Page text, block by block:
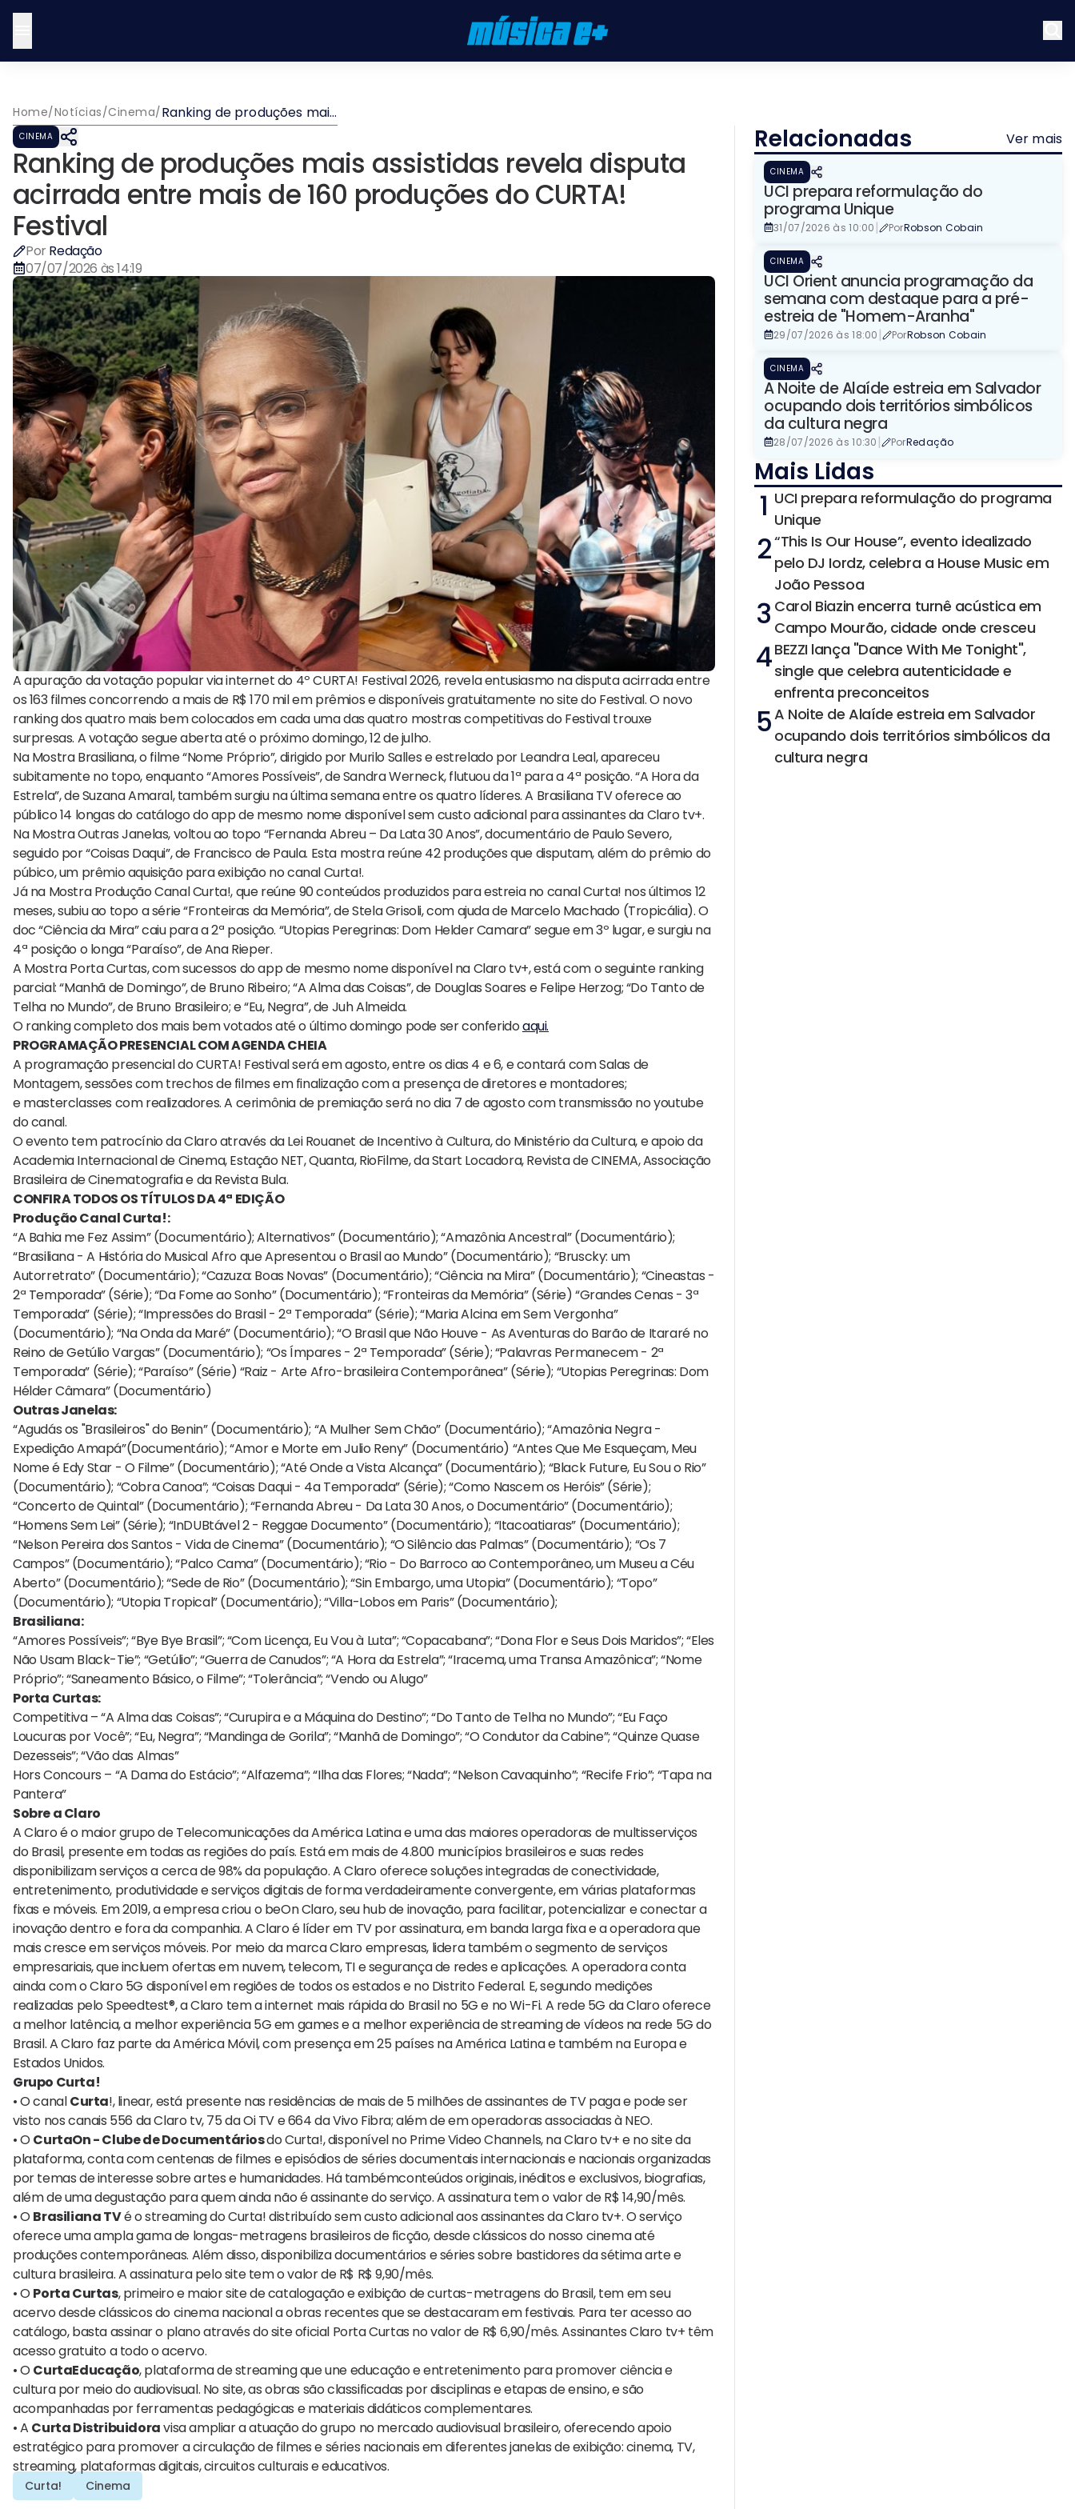
Home/Notícias/Cinema/Ranking de produções mais
assistidas revela disputa
produções do CURTA!
Festival
CINEMA
Ranking de produções mais assistidas revela disputa
acirrada entre mais de 160 produções do CURTA!
Festival
Por Redação
07/07/2026 às 14:19
A apuração da votação popular via internet do 4º CURTA! Festival 2026, revela entusiasmo na disputa acirrada entre
os 163 filmes concorrendo a mais de R$ 170 mil em prêmios e disponíveis gratuitamente no site do Festival. O novo
ranking dos quatro mais bem colocados em cada uma das quatro mostras competitivas do Festival trouxe
surpresas. A votação segue aberta até o próximo domingo, 12 de julho.
Na Mostra Brasiliana, o filme “Nome Próprio”, dirigido por Murilo Salles e estrelado por Leandra Leal, apareceu
subitamente no topo, enquanto “Amores Possíveis”, de Sandra Werneck, flutuou da 1ª para a 4ª posição. “A Hora da
Estrela”, de Suzana Amaral, também surgiu na última semana entre os quatro líderes. A Brasiliana TV oferece ao
público 14 longas do catálogo do app de mesmo nome disponível sem custo adicional para assinantes da Claro tv+.
Na Mostra Outras Janelas, voltou ao topo “Fernanda Abreu – Da Lata 30 Anos”, documentário de Paulo Severo,
seguido por “Coisas Daqui”, de Francisco de Paula. Esta mostra reúne 42 produções que disputam, além do prêmio do
púbico, um prêmio aquisição para exibição no canal Curta!.
Já na Mostra Produção Canal Curta!, que reúne 90 conteúdos produzidos para estreia no canal Curta! nos últimos 12
meses, subiu ao topo a série “Fronteiras da Memória”, de Stela Grisoli, com ajuda de Marcelo Machado (Tropicália). O
doc “Ciência da Mira” caiu para a 2ª posição. “Utopias Peregrinas: Dom Helder Camara” segue em 3º lugar, e surgiu na
4ª posição o longa “Paraíso”, de Ana Rieper.
A Mostra Porta Curtas, com sucessos do app de mesmo nome disponível na Claro tv+, está com o seguinte ranking
parcial: “Manhã de Domingo”, de Bruno Ribeiro; “A Alma das Coisas”, de Douglas Soares e Felipe Herzog; “Do Tanto de
Telha no Mundo”, de Bruno Brasileiro; e “Eu, Negra”, de Juh Almeida.
O ranking completo dos mais bem votados até o último domingo pode ser conferidoaqui.
PROGRAMAÇÃO PRESENCIAL COM AGENDA CHEIA
A programação presencial do CURTA! Festival será em agosto, entre os dias 4 e 6, e contará com Salas de
Montagem, sessões com trechos de filmes em finalização com a presença de diretores e montadores;
e masterclasses com realizadores. A cerimônia de premiação será no dia 7 de agosto com transmissão no youtube
do canal.
O evento tem patrocínio da Claro através da Lei Rouanet de Incentivo à Cultura, do Ministério da Cultura, e apoio da
Academia Internacional de Cinema, Estação NET, Quanta, RioFilme, da Start Locadora, Revista de CINEMA, Associação
Brasileira de Cinematografia e da Revista Bula.
CONFIRA TODOS OS TÍTULOS DA 4ª EDIÇÃO
Produção Canal Curta!:
“A Bahia me Fez Assim” (Documentário); Alternativos” (Documentário); “Amazônia Ancestral” (Documentário);
“Brasiliana - A História do Musical Afro que Apresentou o Brasil ao Mundo” (Documentário); “Bruscky: um
Autorretrato” (Documentário); “Cazuza: Boas Novas” (Documentário); “Ciência na Mira” (Documentário); “Cineastas -
2ª Temporada” (Série); “Da Fome ao Sonho” (Documentário); “Fronteiras da Memória” (Série) “Grandes Cenas - 3ª
Temporada” (Série); “Impressões do Brasil - 2ª Temporada” (Série); “Maria Alcina em Sem Vergonha”
(Documentário); “Na Onda da Maré” (Documentário); “O Brasil que Não Houve - As Aventuras do Barão de Itararé no
Reino de Getúlio Vargas” (Documentário); “Os Ímpares - 2ª Temporada” (Série); “Palavras Permanecem - 2ª
Temporada” (Série); “Paraíso” (Série) “Raiz - Arte Afro-brasileira Contemporânea” (Série); “Utopias Peregrinas: Dom
Hélder Câmara” (Documentário)
Outras Janelas:
“Agudás os "Brasileiros" do Benin” (Documentário); “A Mulher Sem Chão” (Documentário); “Amazônia Negra -
Expedição Amapá”(Documentário); “Amor e Morte em Julio Reny” (Documentário) “Antes Que Me Esqueçam, Meu
Nome é Edy Star - O Filme” (Documentário); “Até Onde a Vista Alcança” (Documentário); “Black Future, Eu Sou o Rio”
(Documentário); “Cobra Canoa”; “Coisas Daqui - 4a Temporada” (Série); “Como Nascem os Heróis” (Série);
“Concerto de Quintal” (Documentário); “Fernanda Abreu - Da Lata 30 Anos, o Documentário” (Documentário);
“Homens Sem Lei” (Série); “InDUBtável 2 - Reggae Documento” (Documentário); “Itacoatiaras” (Documentário);
“Nelson Pereira dos Santos - Vida de Cinema” (Documentário); “O Silêncio das Palmas” (Documentário); “Os 7
Campos” (Documentário); “Palco Cama” (Documentário); “Rio - Do Barroco ao Contemporâneo, um Museu a Céu
Aberto” (Documentário); “Sede de Rio” (Documentário); “Sin Embargo, uma Utopia” (Documentário); “Topo”
(Documentário); “Utopia Tropical” (Documentário); “Villa-Lobos em Paris” (Documentário);
Brasiliana:
“Amores Possíveis”; “Bye Bye Brasil”; “Com Licença, Eu Vou à Luta”; “Copacabana”; “Dona Flor e Seus Dois Maridos”; “Eles
Não Usam Black-Tie”; “Getúlio”; “Guerra de Canudos”; “A Hora da Estrela”; “Iracema, uma Transa Amazônica”; “Nome
Próprio”; “Saneamento Básico, o Filme”; “Tolerância”; “Vendo ou Alugo”
Porta Curtas:
Competitiva – “A Alma das Coisas”; “Curupira e a Máquina do Destino”; “Do Tanto de Telha no Mundo”; “Eu Faço
Loucuras por Você”; “Eu, Negra”; “Mandinga de Gorila”; “Manhã de Domingo”; “O Condutor da Cabine”; “Quinze Quase
Dezesseis”; “Vão das Almas”
Hors Concours – “A Dama do Estácio”; “Alfazema”; “Ilha das Flores; “Nada”; “Nelson Cavaquinho”; “Recife Frio”; “Tapa na
Pantera”
Sobre a Claro
A Claro é o maior grupo de Telecomunicações da América Latina e uma das maiores operadoras de multisserviços
do Brasil, presente em todas as regiões do país. Está em mais de 4.800 municípios brasileiros e suas redes
disponibilizam serviços a cerca de 98% da população. A Claro oferece soluções integradas de conectividade,
entretenimento, produtividade e serviços digitais de forma verdadeiramente convergente, em várias plataformas
fixas e móveis. Em 2019, a empresa criou o beOn Claro, seu hub de inovação, para facilitar, potencializar e conectar a
inovação dentro e fora da companhia. A Claro é líder em TV por assinatura, em banda larga fixa e a operadora que
mais cresce em serviços móveis. Por meio da marca Claro empresas, lidera também o segmento de serviços
empresariais, que incluem ofertas em nuvem, telecom, TI e segurança de redes e aplicações. A operadora conta
ainda com o Claro 5G disponível em regiões de todos os estados e no Distrito Federal. E, segundo medições
realizadas pelo Speedtest®, a Claro tem a internet mais rápida do Brasil no 5G e no Wi-Fi. A rede 5G da Claro oferece
a melhor latência, a melhor experiência 5G em games e a melhor experiência de streaming de vídeos na rede 5G do
Brasil. A Claro faz parte da América Móvil, com presença em 25 países na América Latina e também na Europa e
Estados Unidos.
Grupo Curta!
• O canalCurta!, linear, está presente nas residências de mais de 5 milhões de assinantes de TV paga e pode ser
visto nos canais 556 da Claro tv, 75 da Oi TV e 664 da Vivo Fibra; além de em operadoras associadas à NEO.
• O CurtaOn - Clube de Documentáriosdo Curta!, disponível no Prime Video Channels, na Claro tv+ e no site da
plataforma, conta com centenas de filmes e episódios de séries documentais internacionais e nacionais organizadas
por temas de interesse sobre artes e humanidades. Há tambémconteúdos originais, inéditos e exclusivos, biografias,
além de uma degustação para quem ainda não é assinante do serviço. A assinatura tem o valor de R$ 14,90/mês.
• O Brasiliana TVé o streaming do Curta! distribuído sem custo adicional aos assinantes da Claro tv+. O serviço
oferece uma ampla gama de longas-metragens brasileiros de ficção, desde clássicos do nosso cinema até
produções contemporâneas. Além disso, disponibiliza documentários e séries sobre bastidores da sétima arte e
cultura brasileira. A assinatura pelo site tem o valor de R$ R$ 9,90/mês.
• O Porta Curtas, primeiro e maior site de catalogação e exibição de curtas-metragens do Brasil, tem em seu
acervo desde clássicos do cinema nacional a obras recentes que se destacaram em festivais. Para ter acesso ao
catálogo, basta assinar o plano através do site oficial Porta Curtas no valor de R$ 6,90/mês. Assinantes Claro tv+ têm
acesso gratuito a todo o acervo.
• O CurtaEducação, plataforma de streaming que une educação e entretenimento para promover ciência e
cultura por meio do audiovisual. No site, as obras são classificadas por disciplinas e etapas de ensino, e são
acompanhadas por ferramentas pedagógicas e materiais didáticos complementares.
• A Curta Distribuidoravisa ampliar a atuação do grupo no mercado audiovisual brasileiro, oferecendo apoio
estratégico para promover a circulação de filmes e séries nacionais em diferentes janelas de exibição: cinema, TV,
streaming, plataformas digitais, circuitos culturais e educativos.
Curta! Cinema
Relacionadas Ver mais
CINEMA
UCI prepara reformulação do
programa Unique
31/07/2026 às 10:00 | PorRobson Cobain
CINEMA
UCI Orient anuncia programação da
semana com destaque para a pré-
estreia de "Homem-Aranha"
29/07/2026 às 18:00 | PorRobson Cobain
CINEMA
A Noite de Alaíde estreia em Salvador
ocupando dois territórios simbólicos
da cultura negra
28/07/2026 às 10:30 | PorRedação
Mais Lidas
1 UCI prepara reformulação do programa
Unique
2“This Is Our House”, evento idealizado
pelo DJ Iordz, celebra a House Music em
João Pessoa
3 Carol Biazin encerra turnê acústica em
Campo Mourão, cidade onde cresceu
4BEZZI lança "Dance With Me Tonight",
single que celebra autenticidade e
enfrenta preconceitos
5A Noite de Alaíde estreia em Salvador
ocupando dois territórios simbólicos da
cultura negra